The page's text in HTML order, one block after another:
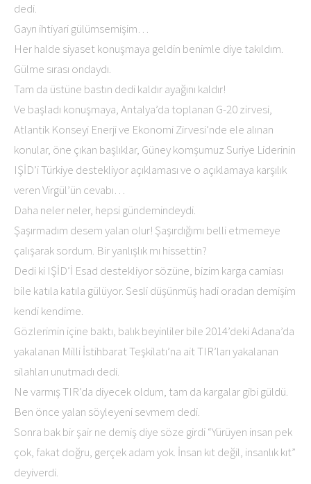
dedi.
Gayrı ihtiyari gülümsemişim…
Her halde siyaset konuşmaya geldin benimle diye takıldım.
Gülme sırası ondaydı.
Tam da üstüne bastın dedi kaldır ayağını kaldır!
Ve başladı konuşmaya, Antalya’da toplanan G-20 zirvesi,
Atlantik Konseyi Enerji ve Ekonomi Zirvesi’nde ele alınan
konular, öne çıkan başlıklar, Güney komşumuz Suriye Liderinin
IŞİD’i Türkiye destekliyor açıklaması ve o açıklamaya karşılık
veren Virgül’ün cevabı…
Daha neler neler, hepsi gündemindeydi.
Şaşırmadım desem yalan olur! Şaşırdığımı belli etmemeye
çalışarak sordum. Bir yanlışlık mı hissettin?
Dedi ki IŞİD’İ Esad destekliyor sözüne, bizim karga camiası
bile katıla katıla gülüyor. Sesli düşünmüş hadi oradan demişim
kendi kendime.
Gözlerimin içine baktı, balık beyinliler bile 2014’deki Adana’da
yakalanan Milli İstihbarat Teşkilatı’na ait TIR’ları yakalanan
silahları unutmadı dedi.
Ne varmış TIR’da diyecek oldum, tam da kargalar gibi güldü.
Ben önce yalan söyleyeni sevmem dedi.
Sonra bak bir şair ne demiş diye söze girdi “Yürüyen insan pek
çok, fakat doğru, gerçek adam yok. İnsan kıt değil, insanlık kıt”
deyiverdi.